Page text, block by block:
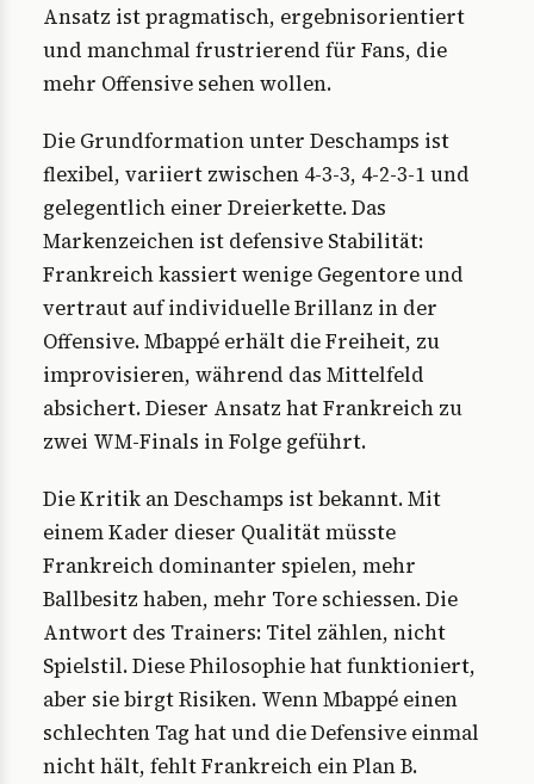
Ansatz ist pragmatisch, ergebnisorientiert
und manchmal frustrierend für Fans, die
mehr Offensive sehen wollen.
Die Grundformation unter Deschamps ist
flexibel, variiert zwischen 4-3-3, 4-2-3-1 und
gelegentlich einer Dreierkette. Das
Markenzeichen ist defensive Stabilität:
Frankreich kassiert wenige Gegentore und
vertraut auf individuelle Brillanz in der
Offensive. Mbappé erhält die Freiheit, zu
improvisieren, während das Mittelfeld
absichert. Dieser Ansatz hat Frankreich zu
zwei WM-Finals in Folge geführt.
Die Kritik an Deschamps ist bekannt. Mit
einem Kader dieser Qualität müsste
Frankreich dominanter spielen, mehr
Ballbesitz haben, mehr Tore schiessen. Die
Antwort des Trainers: Titel zählen, nicht
Spielstil. Diese Philosophie hat funktioniert,
aber sie birgt Risiken. Wenn Mbappé einen
schlechten Tag hat und die Defensive einmal
nicht hält, fehlt Frankreich ein Plan B.